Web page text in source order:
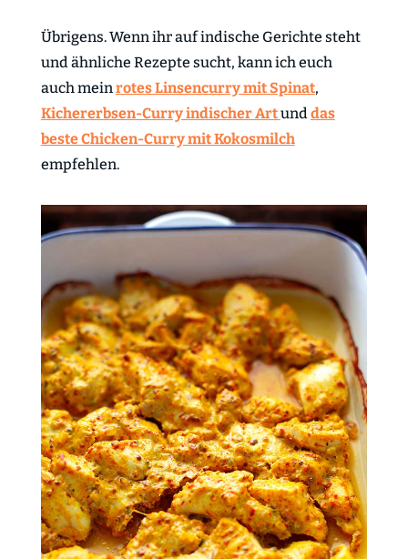
Übrigens. Wenn ihr auf indische Gerichte steht
und ähnliche Rezepte sucht, kann ich euch
auch mein rotes Linsencurry mit Spinat,
Kichererbsen-Curry indischer Artund das
beste Chicken-Curry mit Kokosmilch
empfehlen.